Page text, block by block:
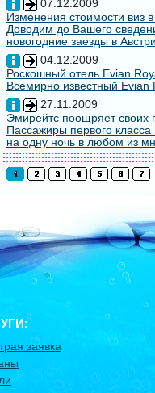
07.12.2009
Изменения стоимости виз
Доводим до Вашего
новогодние заезды в
04.12.2009
Роскошный отель Evian
Всемирно известный
27.11.2009
Эмирейтс поощряет своих
Пассажиры первого
на одну ночь в любом из
заявка